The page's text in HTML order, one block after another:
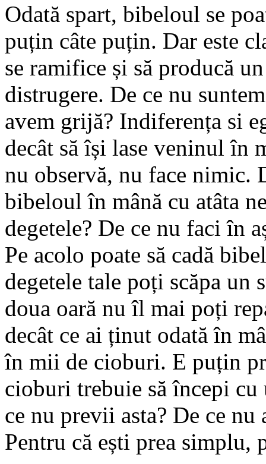
Odată spart, bibeloul se
puțin câte puțin. Dar este
se ramifice și să producă
distrugere. De ce nu
avem grijă? Indiferența si
decât să își lase veninul în
nu observă, nu face nimic.
bibeloul în mână cu atâta
degetele? De ce nu faci în
Pe acolo poate să cadă
degetele tale poți scăpa
doua oară nu îl mai poți
decât ce ai ținut odată în
în mii de cioburi. E puțin
cioburi trebuie să începi
ce nu previi asta? De ce
Pentru că ești prea simplu,